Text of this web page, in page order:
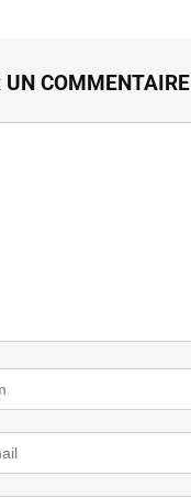
UN COMMENTAIRE